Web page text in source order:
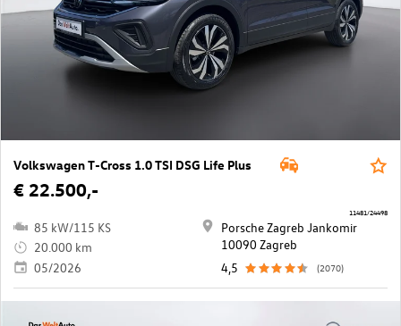
Volkswagen T-Cross 1.0 TSI DSG Life Plus
€ 22.500,-
85 kW/115 KS
20.000 km
05/2026
Porsche Zagreb Jankomir
10090 Zagreb
4,5
(2070)
11481/24498